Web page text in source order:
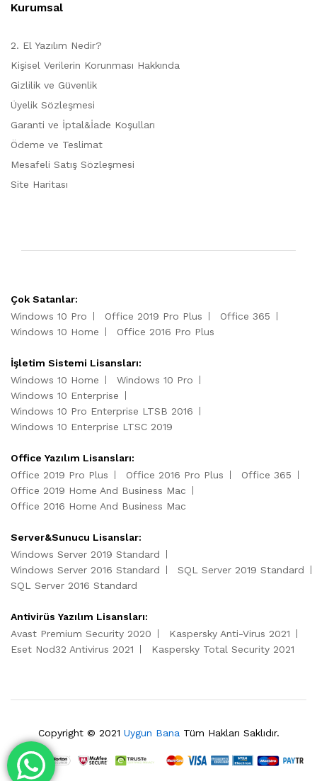
Kurumsal
2. El Yazılım Nedir?
Kişisel Verilerin Korunması Hakkında
Gizlilik ve Güvenlik
Üyelik Sözleşmesi
Garanti ve İptal&İade Koşulları
Ödeme ve Teslimat
Mesafeli Satış Sözleşmesi
Site Haritası
Çok Satanlar:
Windows 10 Pro
Office 2019 Pro Plus
Office 365
Windows 10 Home
Office 2016 Pro Plus
İşletim Sistemi Lisansları:
Windows 10 Home
Windows 10 Pro
Windows 10 Enterprise
Windows 10 Pro Enterprise LTSB 2016
Windows 10 Enterprise LTSC 2019
Office Yazılım Lisansları:
Office 2019 Pro Plus
Office 2016 Pro Plus
Office 365
Office 2019 Home And Business Mac
Office 2016 Home And Business Mac
Server&Sunucu Lisanslar:
Windows Server 2019 Standard
Windows Server 2016 Standard
SQL Server 2019 Standard
SQL Server 2016 Standard
Antivirüs Yazılım Lisansları:
Avast Premium Security 2020
Kaspersky Anti-Virus 2021
Eset Nod32 Antivirus 2021
Kaspersky Total Security 2021
Copyright © 2021 Uygun Bana Tüm Hakları Saklıdır.